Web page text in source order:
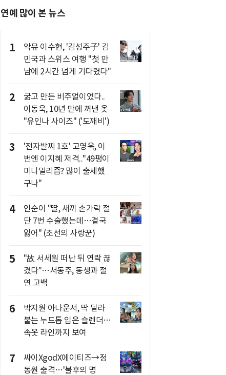
연예 많이 본 뉴스
1
악뮤 이수현, '김성주子' 김
민국과 스위스 여행 "첫 만
남에 2시간 넘게 기다렸다"
2
굶고 만든 비주얼이었다..
이동욱, 10년 만에 꺼낸 옷
"유인나 사이즈" ('도깨비')
3
'전자발찌 1호' 고영욱, 이
번엔 이지혜 저격.."49평이
미니멀리즘? 많이 출세했
구나"
4
인순이 "딸, 새끼 손가락 절
단 7번 수술했는데…결국
잃어" (조선의 사랑꾼)
5
"故 서세원 떠난 뒤 연락 끊
겼다"…서동주, 동생과 절
연 고백
6
박지원 아나운서, 딱 달라
붙는 누드톱 입은 슬렌더…
속옷 라인까지 보여
7
싸이XgodX에이티즈→정
동원 출격…'불후의 명